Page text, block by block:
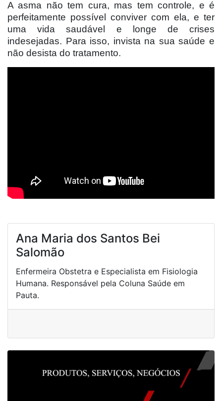
A asma não tem cura, mas tem controle, e é
perfeitamente possível conviver com ela, e ter
uma vida saudável e longe de crises
indesejadas. Para isso, invista na sua saúde e
não desista do tratamento.
Ana Maria dos Santos Bei
Salomão
Enfermeira Obstetra e Especialista em Fisiologia
Humana. Responsável pela Coluna Saúde em
Pauta.